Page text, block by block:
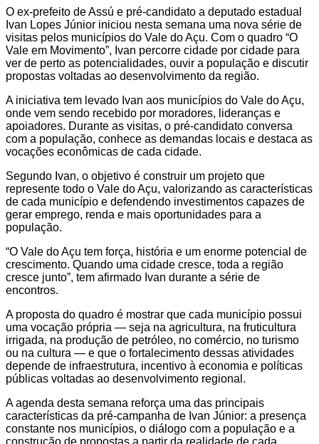
O ex-prefeito de Assú e pré-candidato a deputado estadual
Ivan Lopes Júnior iniciou nesta semana uma nova série de
visitas pelos municípios do Vale do Açu. Com o quadro “O
Vale em Movimento”, Ivan percorre cidade por cidade para
ver de perto as potencialidades, ouvir a população e discutir
propostas voltadas ao desenvolvimento da região.
A iniciativa tem levado Ivan aos municípios do Vale do Açu,
onde vem sendo recebido por moradores, lideranças e
apoiadores. Durante as visitas, o pré-candidato conversa
com a população, conhece as demandas locais e destaca as
vocações econômicas de cada cidade.
Segundo Ivan, o objetivo é construir um projeto que
represente todo o Vale do Açu, valorizando as características
de cada município e defendendo investimentos capazes de
gerar emprego, renda e mais oportunidades para a
população.
“O Vale do Açu tem força, história e um enorme potencial de
crescimento. Quando uma cidade cresce, toda a região
cresce junto”, tem afirmado Ivan durante a série de
encontros.
A proposta do quadro é mostrar que cada município possui
uma vocação própria — seja na agricultura, na fruticultura
irrigada, na produção de petróleo, no comércio, no turismo
ou na cultura — e que o fortalecimento dessas atividades
depende de infraestrutura, incentivo à economia e políticas
públicas voltadas ao desenvolvimento regional.
A agenda desta semana reforça uma das principais
características da pré-campanha de Ivan Júnior: a presença
constante nos municípios, o diálogo com a população e a